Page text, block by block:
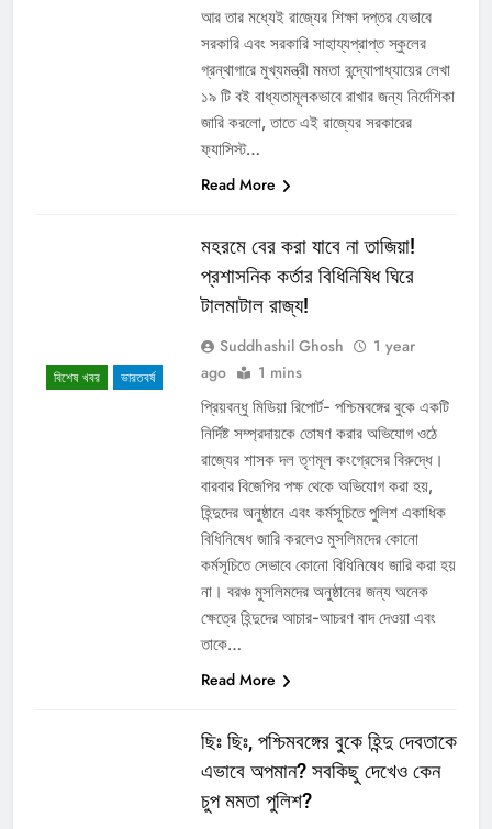
আর তার মধ্যেই রাজ্যের শিক্ষা দপ্তর যেভাবে
সরকারি এবং সরকারি সাহায্যপ্রাপ্ত স্কুলের
গ্রন্থাগারে মুখ্যমন্ত্রী মমতা বন্দ্যোপাধ্যায়ের লেখা
১৯ টি বই বাধ্যতামূলকভাবে রাখার জন্য নির্দেশিকা
জারি করলো, তাতে এই রাজ্যের সরকারের
ফ্যাসিস্ট…
Read More
বিশেষ খবর ভারতবর্ষ
মহরমে বের করা যাবে না তাজিয়া!
প্রশাসনিক কর্তার বিধিনিষিধ ঘিরে
টালমাটাল রাজ্য!
Suddhashil Ghosh
1 year
ago
1 mins
প্রিয়বন্ধু মিডিয়া রিপোর্ট- পশ্চিমবঙ্গের বুকে একটি
নির্দিষ্ট সম্প্রদায়কে তোষণ করার অভিযোগ ওঠে
রাজ্যের শাসক দল তৃণমূল কংগ্রেসের বিরুদ্ধে।
বারবার বিজেপির পক্ষ থেকে অভিযোগ করা হয়,
হিন্দুদের অনুষ্ঠানে এবং কর্মসূচিতে পুলিশ একাধিক
বিধিনিষেধ জারি করলেও মুসলিমদের কোনো
কর্মসূচিতে সেভাবে কোনো বিধিনিষেধ জারি করা হয়
না। বরঞ্চ মুসলিমদের অনুষ্ঠানের জন্য অনেক
ক্ষেত্রে হিন্দুদের আচার-আচরণ বাদ দেওয়া এবং
তাকে…
Read More
ছিঃ ছিঃ, পশ্চিমবঙ্গের বুকে হিন্দু দেবতাকে
এভাবে অপমান? সবকিছু দেখেও কেন
চুপ মমতা পুলিশ?